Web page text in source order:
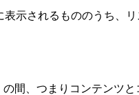
表示されるもののうち、
間、つまりコンテンツ